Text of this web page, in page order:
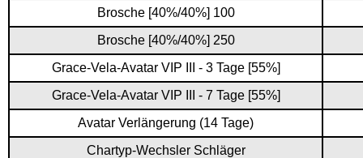
Brosche [40%/40%] 100
Brosche [40%/40%] 250
Grace-Vela-Avatar VIP III - 3 Tage [55%]
Grace-Vela-Avatar VIP III - 7 Tage [55%]
Avatar Verlängerung (14 Tage)
Chartyp-Wechsler Schläger